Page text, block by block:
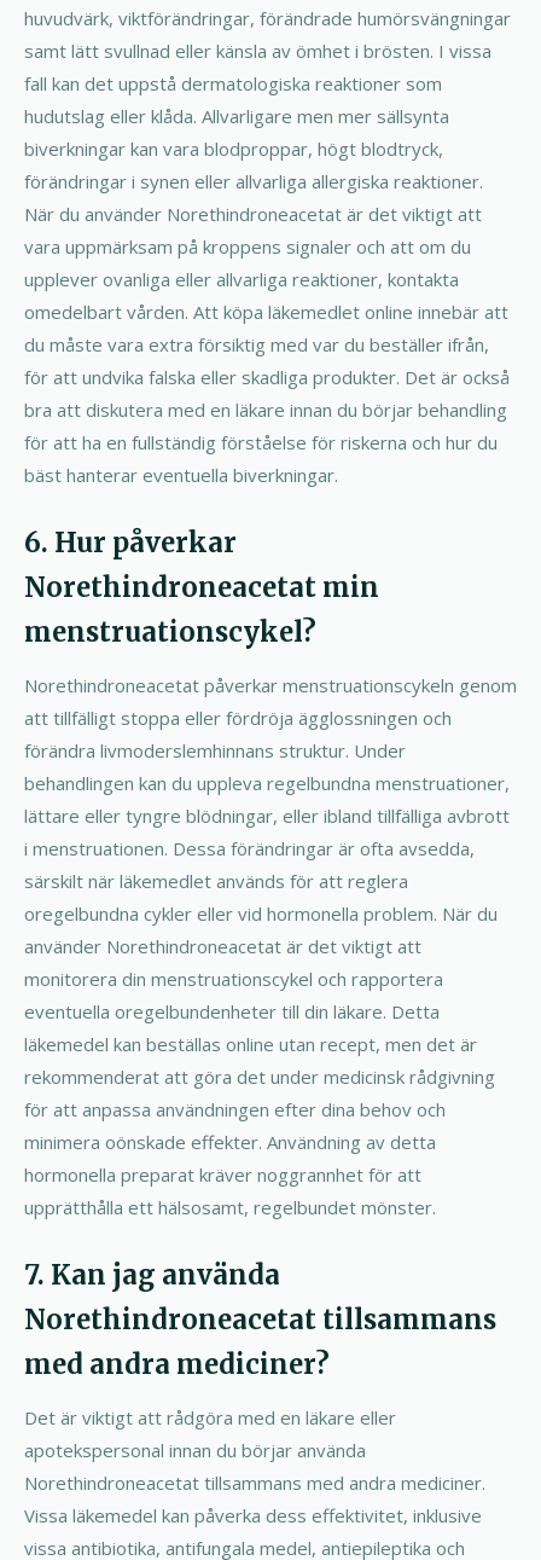
huvudvärk, viktförändringar, förändrade humörsvängningar
samt lätt svullnad eller känsla av ömhet i brösten. I vissa
fall kan det uppstå dermatologiska reaktioner som
hudutslag eller klåda. Allvarligare men mer sällsynta
biverkningar kan vara blodproppar, högt blodtryck,
förändringar i synen eller allvarliga allergiska reaktioner.
När du använder Norethindroneacetat är det viktigt att
vara uppmärksam på kroppens signaler och att om du
upplever ovanliga eller allvarliga reaktioner, kontakta
omedelbart vården. Att köpa läkemedlet online innebär att
du måste vara extra försiktig med var du beställer ifrån,
för att undvika falska eller skadliga produkter. Det är också
bra att diskutera med en läkare innan du börjar behandling
för att ha en fullständig förståelse för riskerna och hur du
bäst hanterar eventuella biverkningar.
6. Hur påverkar
Norethindroneacetat min
menstruationscykel?
Norethindroneacetat påverkar menstruationscykeln genom
att tillfälligt stoppa eller fördröja ägglossningen och
förändra livmoderslemhinnans struktur. Under
behandlingen kan du uppleva regelbundna menstruationer,
lättare eller tyngre blödningar, eller ibland tillfälliga avbrott
i menstruationen. Dessa förändringar är ofta avsedda,
särskilt när läkemedlet används för att reglera
oregelbundna cykler eller vid hormonella problem. När du
använder Norethindroneacetat är det viktigt att
monitorera din menstruationscykel och rapportera
eventuella oregelbundenheter till din läkare. Detta
läkemedel kan beställas online utan recept, men det är
rekommenderat att göra det under medicinsk rådgivning
för att anpassa användningen efter dina behov och
minimera oönskade effekter. Användning av detta
hormonella preparat kräver noggrannhet för att
upprätthålla ett hälsosamt, regelbundet mönster.
7. Kan jag använda
Norethindroneacetat tillsammans
med andra mediciner?
Det är viktigt att rådgöra med en läkare eller
apotekspersonal innan du börjar använda
Norethindroneacetat tillsammans med andra mediciner.
Vissa läkemedel kan påverka dess effektivitet, inklusive
vissa antibiotika, antifungala medel, antiepileptika och